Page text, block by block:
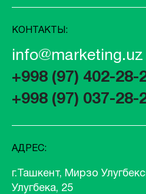
КОНТАКТЫ:
info@marketing.uz
+998 (97) 402-28-
+998 (97) 037-28-
АДРЕС:
г.Ташкент, Мирзо
Улугбека, 25